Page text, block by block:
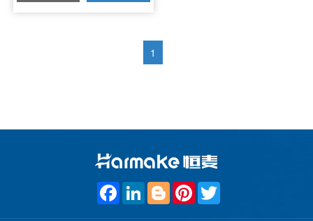
1
F
L
B
P
T